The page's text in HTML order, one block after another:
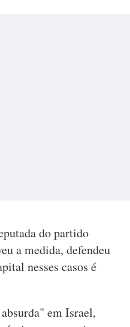
do partido
a medida, defendeu
nesses casos é
em Israel,